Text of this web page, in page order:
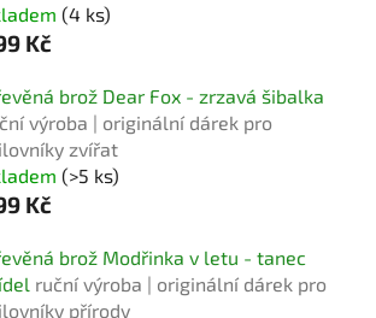
(4 ks)
Kč
brož Dear Fox - zrzavá šibalka
výroba | originální dárek pro
zvířat
(>5 ks)
Kč
brož Modřinka v letu - tanec
ruční výroba | originální dárek pro
přírody